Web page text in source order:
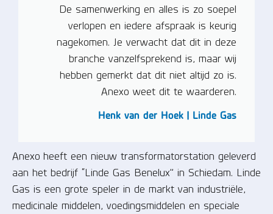
De samenwerking en alles is zo soepel
verlopen en iedere afspraak is keurig
nagekomen. Je verwacht dat dit in deze
branche vanzelfsprekend is, maar wij
hebben gemerkt dat dit niet altijd zo is.
Anexo weet dit te waarderen.
Henk van der Hoek | Linde Gas
Anexo heeft een nieuw transformatorstation geleverd
aan het bedrijf “Linde Gas Benelux” in Schiedam. Linde
Gas is een grote speler in de markt van industriële,
medicinale middelen, voedingsmiddelen en speciale